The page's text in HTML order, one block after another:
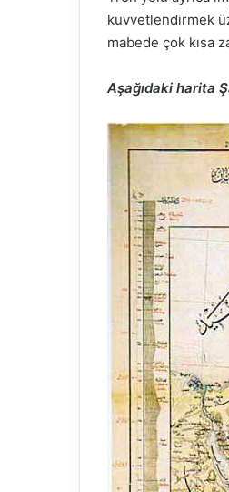
kuvvetlendirmek
mabede çok kısa
Aşağıdaki harita